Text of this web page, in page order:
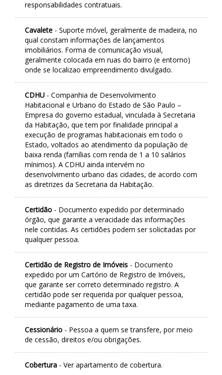
responsabilidades contratuais.
Cavalete - Suporte móvel, geralmente de madeira, no
qual constam informações de lançamentos
imobiliários. Forma de comunicação visual,
geralmente colocada em ruas do bairro (e entorno)
onde se localizao empreendimento divulgado.
CDHU - Companhia de Desenvolvimento
Habitacional e Urbano do Estado de São Paulo –
Empresa do governo estadual, vinculada à Secretaria
da Habitação, que tem por finalidade principal a
execução de programas habitacionais em todo o
Estado, voltados ao atendimento da população de
baixa renda (famílias com renda de 1 a 10 salários
mínimos). A CDHU ainda intervém no
desenvolvimento urbano das cidades, de acordo com
as diretrizes da Secretaria da Habitação.
Certidão - Documento expedido por determinado
órgão, que garante a veracidade das informações
nele contidas. As certidões podem ser solicitadas por
qualquer pessoa.
Certidão de Registro de Imóveis - Documento
expedido por um Cartório de Registro de Imóveis,
que garante ser correto determinado registro. A
certidão pode ser requerida por qualquer pessoa,
mediante pagamento de uma taxa.
Cessionário - Pessoa a quem se transfere, por meio
de cessão, direitos e/ou obrigações.
Cobertura - Ver apartamento de cobertura.